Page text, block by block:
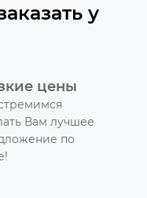
у
цены
Вам лучшее
по